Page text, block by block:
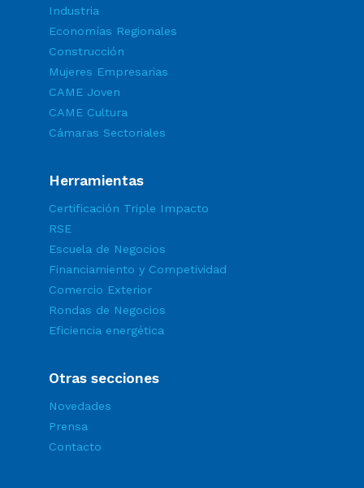
Industria
Economías Regionales
Construcción
Mujeres Empresarias
CAME Joven
CAME Cultura
Cámaras Sectoriales
Herramientas
Certificación Triple Impacto
RSE
Escuela de Negocios
Financiamiento y Competividad
Comercio Exterior
Rondas de Negocios
Eficiencia energética
Otras secciones
Novedades
Prensa
Contacto